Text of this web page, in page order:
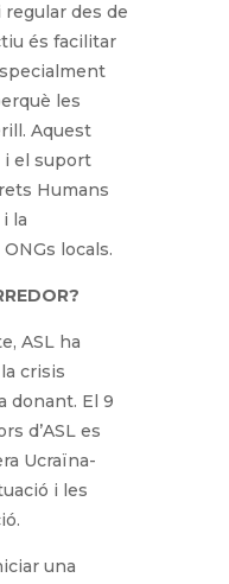
regular des de
és facilitar
les
Aquest
i el suport
Humans
la
locals.
ASL ha
crisis
donant. El 9
d’ASL es
Ucraïna-
i les
una